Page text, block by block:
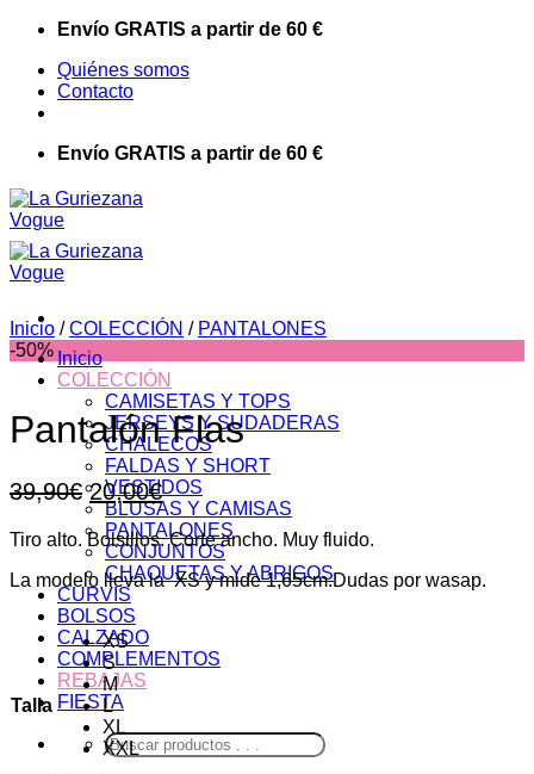
Saltar
contenido
Envío GRATIS a partir de 60 €
Quiénes somos
Contacto
Envío GRATIS a partir de 60 €
Inicio
COLECCIÓN
CAMISETAS Y TOPS
JERSEYS Y SUDADERAS
CHALECOS
FALDAS Y SHORT
VESTIDOS
BLUSAS Y CAMISAS
PANTALONES
CONJUNTOS
CHAQUETAS Y ABRIGOS
CURVIS
BOLSOS
CALZADO
COMPLEMENTOS
REBAJAS
FIESTA
Buscar
por:
Inicio / COLECCIÓN / PANTALONES
-50%
Pantalón Flas
39,90€ El
precio
original
era:
39,90€.
20,00€El
precio
actual
es:
Tiro alto. Bolsillos. Corte ancho. Muy fluido.
La modelo lleva la XS y mide 1,65cm.Dudas por wasap.
Talla
XS
S
M
L
XL
XXL